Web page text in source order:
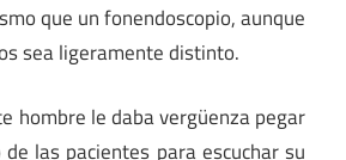
que un fonendoscopio, aunque
sea ligeramente distinto.
hombre le daba vergüenza pegar
las pacientes para escuchar su